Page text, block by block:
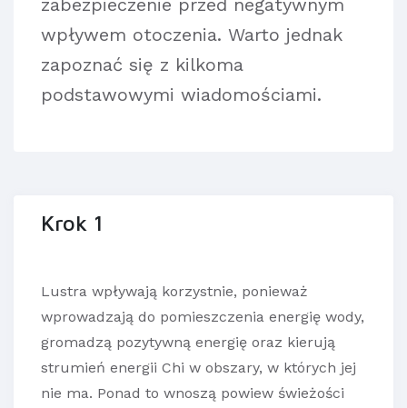
zabezpieczenie przed negatywnym
wpływem otoczenia. Warto jednak
zapoznać się z kilkoma
podstawowymi wiadomościami.
Krok 1
Lustra wpływają korzystnie, ponieważ
wprowadzają do pomieszczenia energię wody,
gromadzą pozytywną energię oraz kierują
strumień energii Chi w obszary, w których jej
nie ma. Ponad to wnoszą powiew świeżości